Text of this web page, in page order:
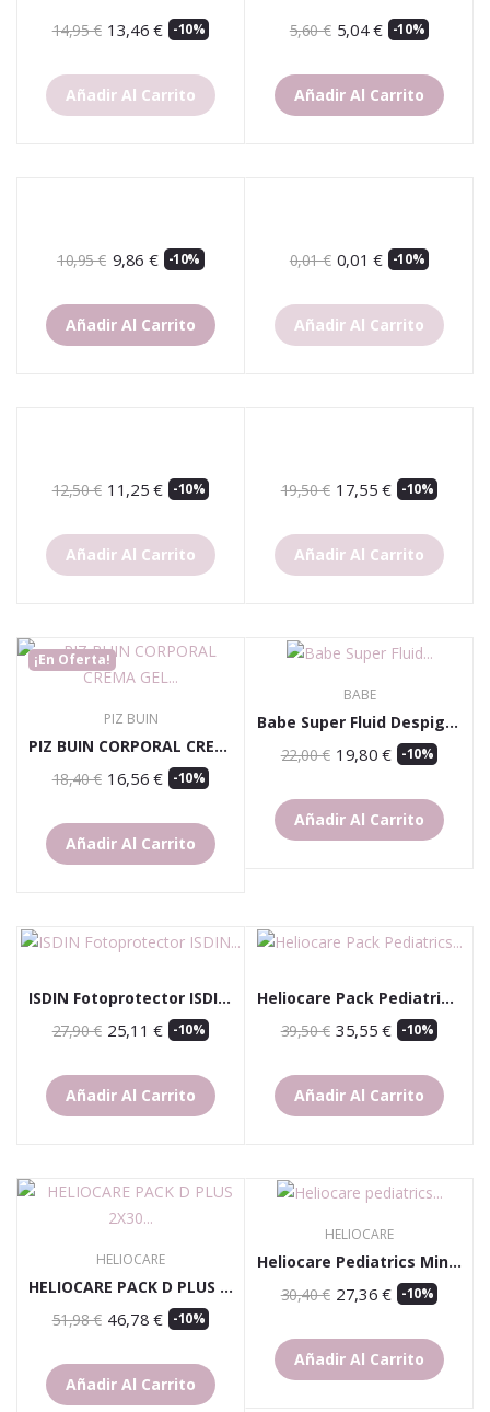
14,95 € 13,46 € -10%
Añadir Al Carrito
5,60 € 5,04 € -10%
Añadir Al Carrito
10,95 € 9,86 € -10%
Añadir Al Carrito
0,01 € 0,01 € -10%
Añadir Al Carrito
12,50 € 11,25 € -10%
Añadir Al Carrito
19,50 € 17,55 € -10%
Añadir Al Carrito
¡En Oferta!
PIZ BUIN
PIZ BUIN CORPORAL CREMA GEL SPF50 150ML
18,40 € 16,56 € -10%
Añadir Al Carrito
BABE
Babe Super Fluid Despigment+ Fotoprotector 50+
22,00 € 19,80 € -10%
Añadir Al Carrito
ISDIN Fotoprotector ISDIN Pediatrics Fusion...
27,90 € 25,11 € -10%
Añadir Al Carrito
Heliocare Pack Pediatrics Transparent Spray SPF...
39,50 € 35,55 € -10%
Añadir Al Carrito
HELIOCARE
HELIOCARE PACK D PLUS 2X30 40% DTO 2ª UNIDAD
51,98 € 46,78 € -10%
Añadir Al Carrito
HELIOCARE
Heliocare Pediatrics Mineral Spf 50+
30,40 € 27,36 € -10%
Añadir Al Carrito